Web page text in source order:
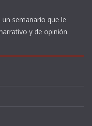
semanario que le
y de opinión.